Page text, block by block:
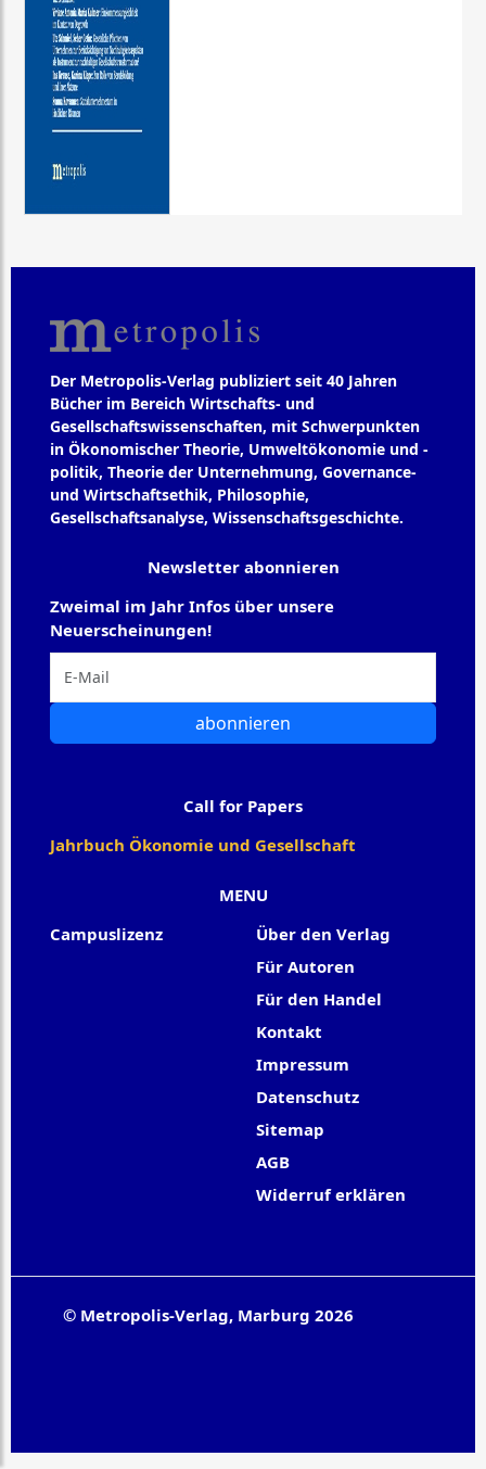
Der Metropolis-Verlag publiziert seit 40 Jahren
Bücher im Bereich Wirtschafts- und
Gesellschaftswissenschaften, mit Schwerpunkten
in Ökonomischer Theorie, Umweltökonomie und -
politik, Theorie der Unternehmung, Governance-
und Wirtschaftsethik, Philosophie,
Gesellschaftsanalyse, Wissenschaftsgeschichte.
MENU
Campuslizenz
Über den Verlag
Für Autoren
Für den Handel
Kontakt
Impressum
Datenschutz
Sitemap
AGB
Widerruf erklären
Newsletter abonnieren
Zweimal im Jahr Infos über unsere
Neuerscheinungen!
abonnieren
Call for Papers
Jahrbuch Ökonomie und Gesellschaft
© Metropolis-Verlag, Marburg 2026